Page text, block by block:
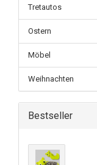
Tretautos
Ostern
Möbel
Weihnachten
Bestseller